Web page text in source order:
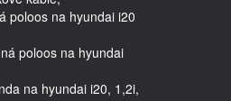
poloos na hyundai i20
poloos na hyundai
na hyundai i20, 1,2i,